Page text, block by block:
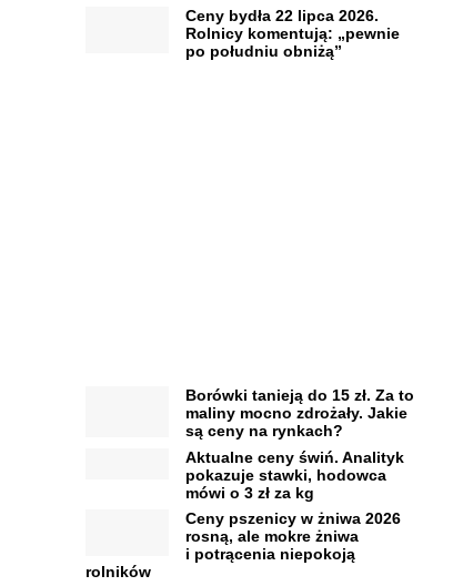
Ceny bydła 22 lipca 2026.
Rolnicy komentują: „pewnie
po południu obniżą”
Borówki tanieją do 15 zł. Za to
maliny mocno zdrożały. Jakie
są ceny na rynkach?
Aktualne ceny świń. Analityk
pokazuje stawki, hodowca
mówi o 3 zł za kg
Ceny pszenicy w żniwa 2026
rosną, ale mokre żniwa
i potrącenia niepokoją
rolników